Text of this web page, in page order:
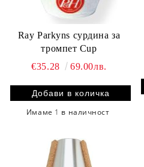
Ray Parkyns сурдина за
тромпет Cup
€35.28
69.00лв.
Имаме 1 в наличност